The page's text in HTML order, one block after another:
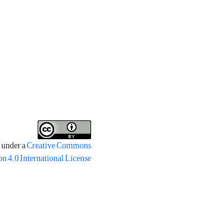
aCreative Commons
4.0 International License